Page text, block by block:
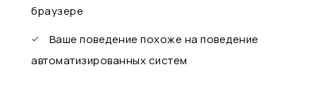
браузере
Ваше поведение похоже на поведение
автоматизированных систем